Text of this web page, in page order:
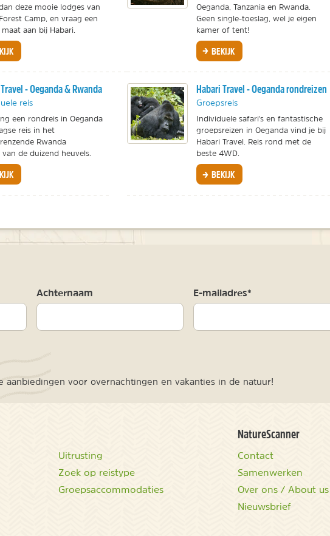
deze mooie lodges van
Camp, en vraag een
aan bij Habari.
Oeganda, Tanzania en Rwanda.
Geen single-toeslag, wel je eigen
kamer of tent!
BEKIJK
- Oeganda & Rwanda
reis
een rondreis in Oeganda
reis in het
Rwanda
van de duizend heuvels.
Habari Travel - Oeganda rondreizen
Groepsreis
Individuele safari's en fantastische
groepsreizen in Oeganda vind je bij
Habari Travel. Reis rond met de
beste 4WD.
BEKIJK
Achternaam E-mailadres*
aanbiedingen voor overnachtingen en vakanties in de natuur!
Uitrusting
Zoek op reistype
Groepsaccommodaties
NatureScanner
Contact
Samenwerken
Over ons / About us
Nieuwsbrief